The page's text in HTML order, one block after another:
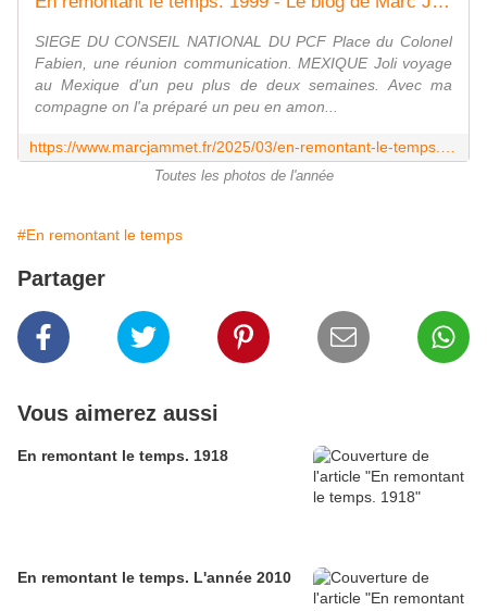
SIEGE DU CONSEIL NATIONAL DU PCF Place du Colonel
Fabien, une réunion communication. MEXIQUE Joli voyage
au Mexique d'un peu plus de deux semaines. Avec ma
compagne on l'a préparé un peu en amon...
Toutes les photos de l'année
#En remontant le temps
Partager
Vous aimerez aussi
En remontant le temps. 1918
En remontant le temps. L'année 2010